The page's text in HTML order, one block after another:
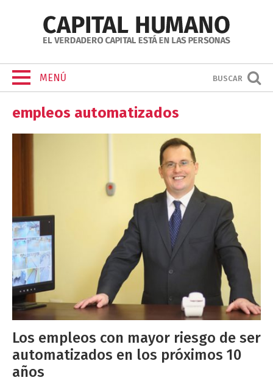
MENÚ BUSCAR
empleos automatizados
Los empleos con mayor riesgo de ser
automatizados en los próximos 10
años